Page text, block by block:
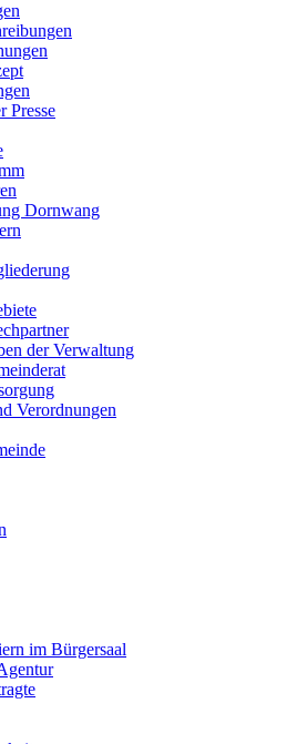
Presse
Dornwang
der Verwaltung
Verordnungen
im Bürgersaal